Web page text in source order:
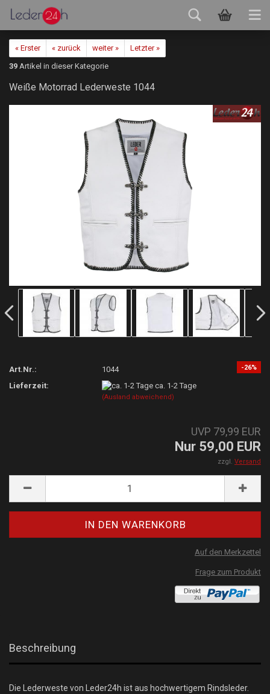
« Erster « zurück weiter »
Letzter »
39 Artikel in dieser Kategorie
Weiße Motorrad Lederweste 1044
-26%
Art.Nr.:
1044
Lieferzeit:
ca. 1-2 Tage
(Ausland abweichend)
UVP 79,99 EUR
Nur 59,00 EUR
zzgl. Versand
Auf den Merkzettel
Frage zum Produkt
Beschreibung
Die Lederweste von Leder24h ist aus hochwertigem Rindsleder.